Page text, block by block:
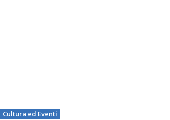
Cultura ed Eventi